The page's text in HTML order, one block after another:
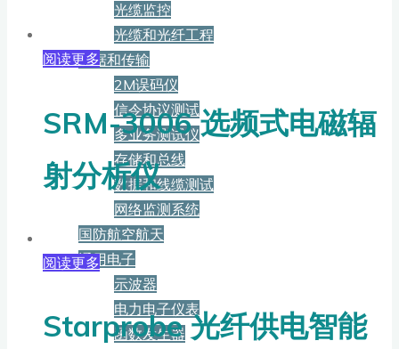
光缆监控
光缆和光纤工程
数据和传输
2M误码仪
信令协议测试
多业务测试仪
存储和总线
数据和线缆测试
网络监测系统
国防航空航天
通用电子
示波器
电力电子仪表
函数发生器
阅读更多
SRM-3006 选频式电磁辐
射分析仪
阅读更多
Starprobe 光纤供电智能